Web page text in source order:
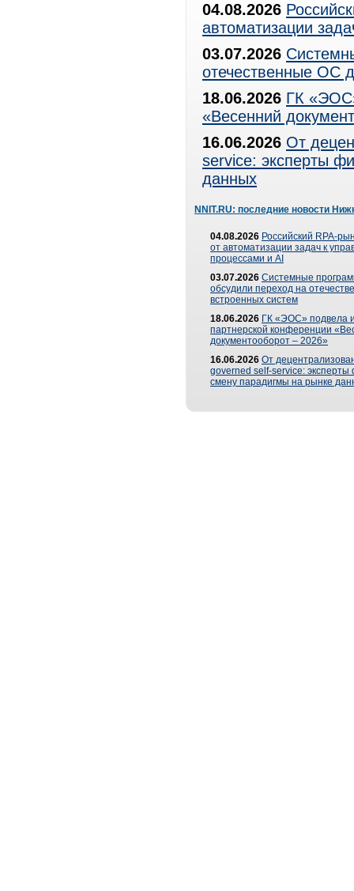
04.08.2026
автоматизации
03.07.2026
отечественные ОС
18.06.2026 ГК
«Весенний
16.06.2026 От
service: эксперты
данных
NNIT.RU: последние новости
04.08.2026 Российский RPA-
от автоматизации задач к
процессами и AI
03.07.2026 Системные
обсудили переход на
встроенных систем
18.06.2026 ГК «ЭОС» подвела
партнерской конференции
документооборот – 2026»
16.06.2026 От
governed self-service: эксперты
смену парадигмы на рынке